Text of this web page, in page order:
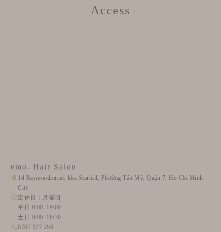
Access
emo. Hair Salon
14 Raymondienne, khu Starhill, Phường Tân Mỹ, Quận 7, Ho Chi Minh
City
定休日：月曜日
平日 9:00–19:00
土日 9:00–18:30
0707 177 290